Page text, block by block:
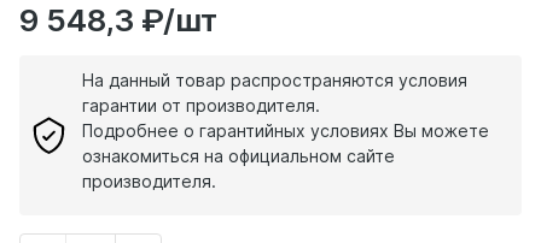
9 548,3 ₽/шт
На данный товар распространяются условия
гарантии от производителя.
Подробнее о гарантийных условиях Вы можете
ознакомиться на официальном сайте
производителя.